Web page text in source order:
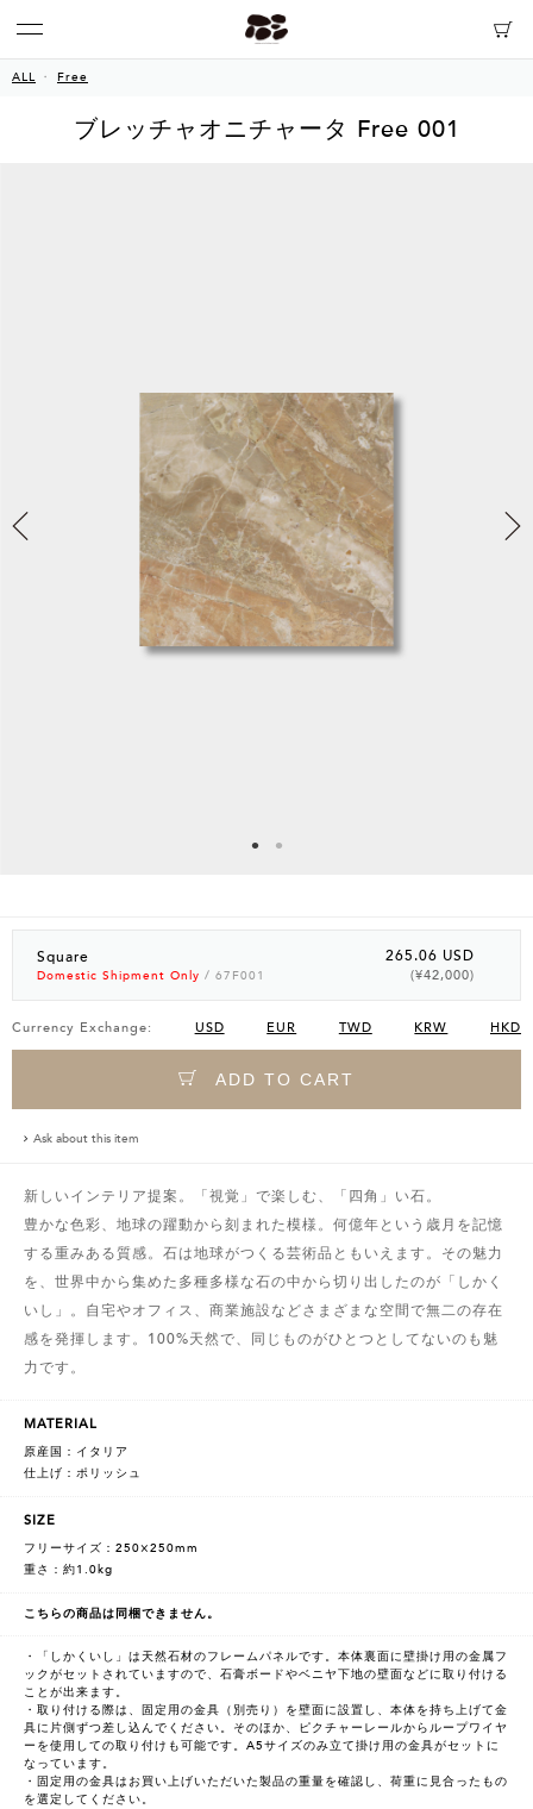
ALL Free
ブレッチャオニチャータ Free 001
Square
Domestic Shipment Only / 67F001
265.06 USD
(¥42,000)
Currency Exchange: USD EUR TWD KRW HKD
ADD TO CART
Ask about this item
新しいインテリア提案。「視覚」で楽しむ、「四角」い石。
豊かな色彩、地球の躍動から刻まれた模様。何億年という歳月を記憶
する重みある質感。石は地球がつくる芸術品ともいえます。その魅力
を、世界中から集めた多種多様な石の中から切り出したのが「しかく
いし」。自宅やオフィス、商業施設などさまざまな空間で無二の存在
感を発揮します。100%天然で、同じものがひとつとしてないのも魅
力です。
MATERIAL
原産国：イタリア
仕上げ：ポリッシュ
SIZE
フリーサイズ：250×250mm
重さ：約1.0kg
こちらの商品は同梱できません。
・「しかくいし」は天然石材のフレームパネルです。本体裏面に壁掛け用の金属フ
ックがセットされていますので、石膏ボードやベニヤ下地の壁面などに取り付ける
ことが出来ます。
・取り付ける際は、固定用の金具（別売り）を壁面に設置し、本体を持ち上げて金
具に片側ずつ差し込んでください。そのほか、ピクチャーレールからループワイヤ
ーを使用しての取り付けも可能です。A5サイズのみ立て掛け用の金具がセットに
なっています。
・固定用の金具はお買い上げいただいた製品の重量を確認し、荷重に見合ったもの
を選定してください。